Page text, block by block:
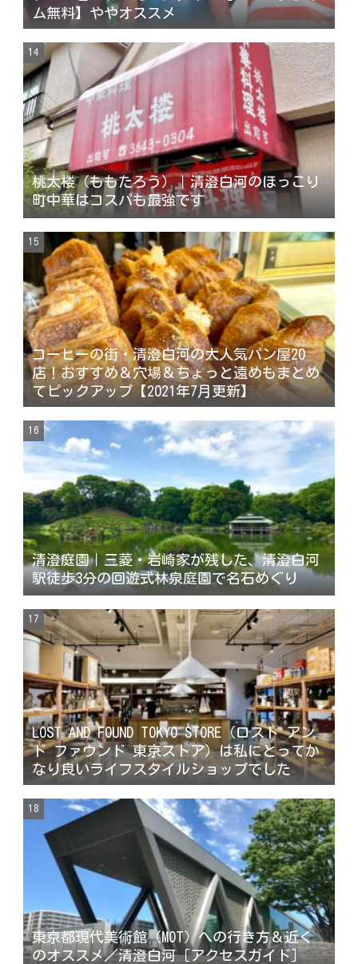
ム無料】ややオススメ
桃太楼（ももたろう）｜清澄白河のほっこり
町中華はコスパも最強です
コーヒーの街・清澄白河の大人気パン屋20
店！おすすめ＆穴場＆ちょっと遠めもまとめ
てピックアップ【2021年7月更新】
清澄庭園｜三菱・岩崎家が残した、清澄白河
駅徒歩3分の回遊式林泉庭園で名石めぐり
LOST AND FOUND TOKYO STORE （ロスト アン
ド ファウンド 東京ストア ）は私にとってか
なり良いライフスタイルショップでした
東京都現代美術館（MOT）への行き方＆近く
のオススメ／清澄白河［アクセスガイド］